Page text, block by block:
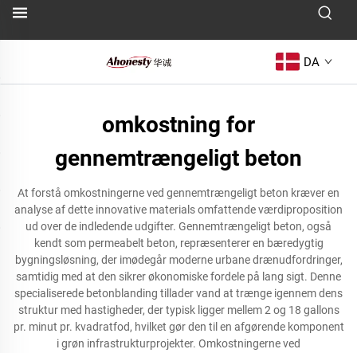
DA
omkostning for
gennemtrængeligt beton
At forstå omkostningerne ved gennemtrængeligt beton kræver en
analyse af dette innovative materials omfattende værdiproposition
ud over de indledende udgifter. Gennemtrængeligt beton, også
kendt som permeabelt beton, repræsenterer en bæredygtig
bygningsløsning, der imødegår moderne urbane drænudfordringer,
samtidig med at den sikrer økonomiske fordele på lang sigt. Denne
specialiserede betonblanding tillader vand at trænge igennem dens
struktur med hastigheder, der typisk ligger mellem 2 og 18 gallons
pr. minut pr. kvadratfod, hvilket gør den til en afgørende komponent
i grøn infrastrukturprojekter. Omkostningerne ved